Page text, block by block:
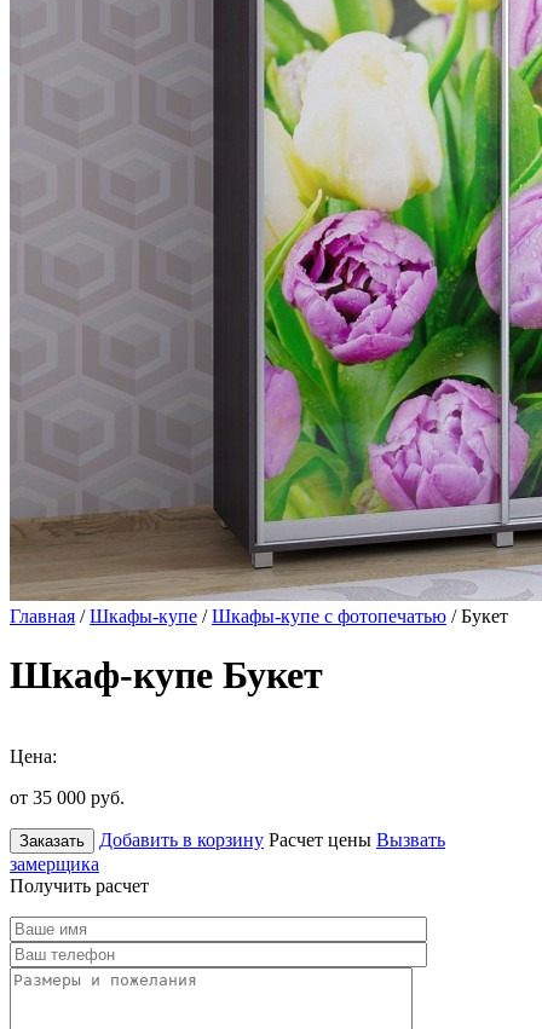
Главная /Шкафы-купе /Шкафы-купе с фотопечатью / Букет
Шкаф-купе Букет
Цена:
от 35 000 руб.
Заказать Добавить в корзину Расчет цены Вызвать
замерщика
Получить расчет